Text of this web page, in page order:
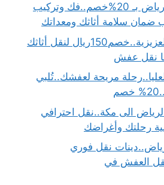
شركة نقل مكاتب بالرياض بـ 20%خصم..فك وتركيب
ضمان سلامة أثاثك ومعداتك
دينا نقل عفش حي العزيزية..خصم150ريال لنقل أثاثك
نقل عفش
مريحة لعفشك..تُلبي
الى مكة..نقل احترافي
نقل فوري
نقل العفش في